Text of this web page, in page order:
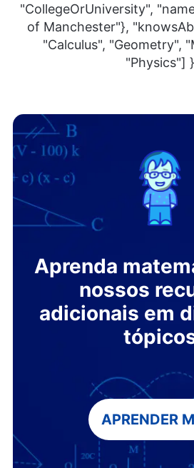
"CollegeOrUniversity",
of Manchester"},
"Calculus", "Geometry",
"Physics"] }
Aprenda
nossos
adicionais em
APRENDER